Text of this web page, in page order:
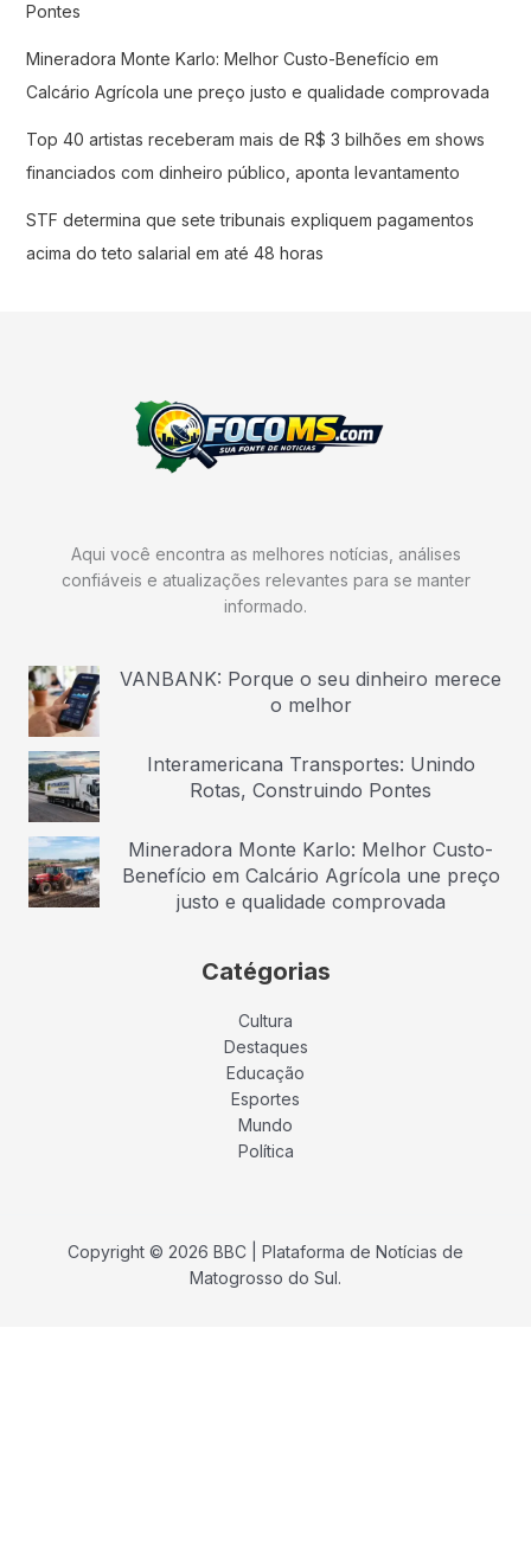
Pontes
Mineradora Monte Karlo: Melhor Custo-Benefício em
Calcário Agrícola une preço justo e qualidade comprovada
Top 40 artistas receberam mais de R$ 3 bilhões em shows
financiados com dinheiro público, aponta levantamento
STF determina que sete tribunais expliquem pagamentos
acima do teto salarial em até 48 horas
Aqui você encontra as melhores notícias, análises
confiáveis e atualizações relevantes para se manter
informado.
VANBANK: Porque o seu dinheiro merece
o melhor
Interamericana Transportes: Unindo
Rotas, Construindo Pontes
Mineradora Monte Karlo: Melhor Custo-
Benefício em Calcário Agrícola une preço
justo e qualidade comprovada
Catégorias
Cultura
Destaques
Educação
Esportes
Mundo
Política
Copyright © 2026 BBC | Plataforma de Notícias de
Matogrosso do Sul.